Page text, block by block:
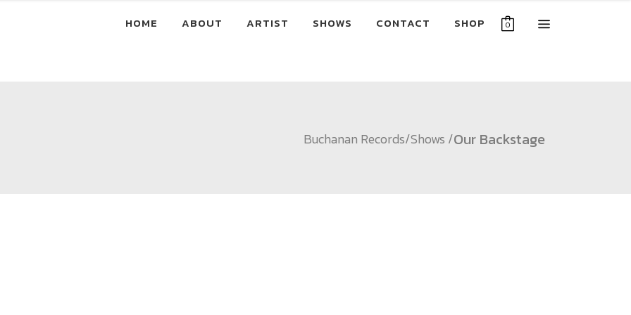
HOME ABOUT ARTIST SHOWS CONTACT SHOP 0
Buchanan Records/Shows /Our Backstage